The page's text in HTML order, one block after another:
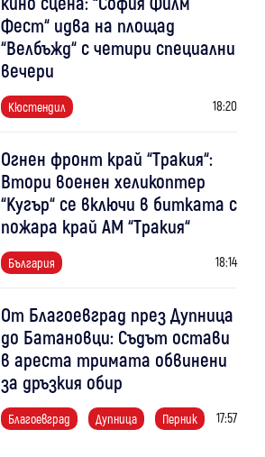
Фест“ идва на площад
“Велбъжд“ с четири специални
вечери
Кюстендил 18:20
Огнен фронт край “Тракия“:
Втори военен хеликоптер
“Кугър“ се включи в битката с
пожара край АМ “Тракия“
България 18:14
От Благоевград през Дупница
до Батановци: Съдът остави
в ареста тримата обвинени
за дръзкия обир
Благоевград Дупница Перник 17:57